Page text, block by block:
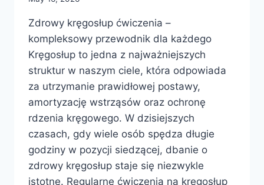
Zdrowy kręgosłup ćwiczenia –
kompleksowy przewodnik dla każdego
Kręgosłup to jedna z najważniejszych
struktur w naszym ciele, która odpowiada
za utrzymanie prawidłowej postawy,
amortyzację wstrząsów oraz ochronę
rdzenia kręgowego. W dzisiejszych
czasach, gdy wiele osób spędza długie
godziny w pozycji siedzącej, dbanie o
zdrowy kręgosłup staje się niezwykle
istotne. Regularne ćwiczenia na kręgosłup